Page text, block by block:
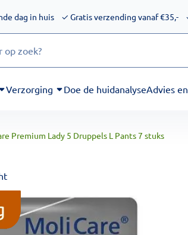
dag in huis ✓ Gratis verzending vanaf €35,-
Verzorging Doe de huidanalyseAdvies
Premium Lady 5 Druppels L Pants 7 stuks